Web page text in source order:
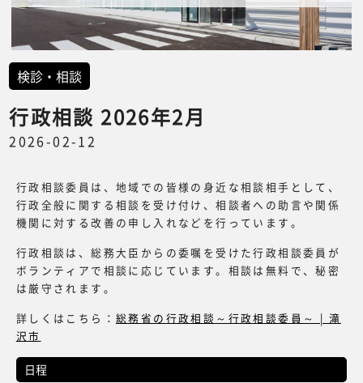
検診・相談
行政相談 2026年2月
2026-02-12
行政相談委員は、地域での皆様の身近な相談相手として、
行政全般に関する相談を受け付け、相談者への助言や関係
機関に対する改善の申し入れなどを行っています。
行政相談は、総務大臣からの委嘱を受けた行政相談委員が
ボランティアで相談に応じています。相談は無料で、秘密
は厳守されます。
詳しくはこちら： 総務省の行政相談～行政相談委員～ | 滝
沢市
日程